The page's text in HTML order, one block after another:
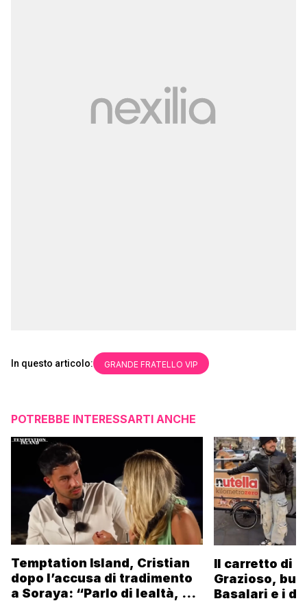
In questo articolo: GRANDE FRATELLO VIP
POTREBBE INTERESSARTI ANCHE
Temptation Island, Cristian
dopo l’accusa di tradimento
a Soraya: “Parlo di lealtà, ma
Il carretto di
Grazioso,
Basalari e i